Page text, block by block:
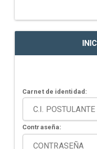
Carnet de identidad:
Contraseña: